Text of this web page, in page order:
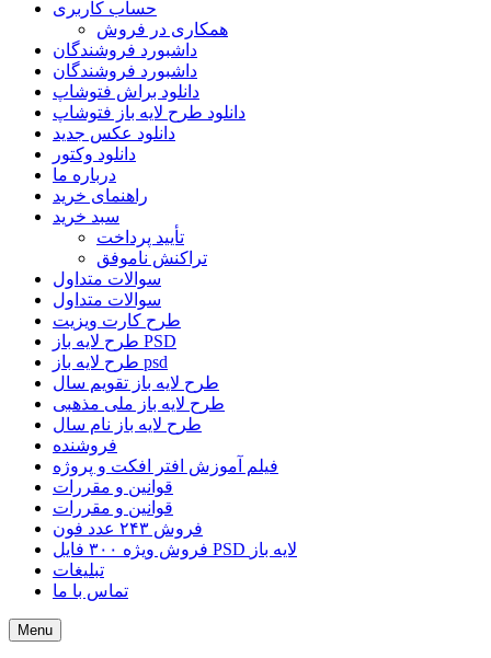
حساب کاربری
همکاری در فروش
داشبورد فروشندگان
داشبورد فروشندگان
دانلود براش فتوشاپ
دانلود طرح لایه باز فتوشاپ
دانلود عکس جدید
دانلود وکتور
درباره ما
راهنمای خرید
سبد خرید
تأیید پرداخت
تراکنش ناموفق
سوالات متداول
سوالات متداول
طرح کارت ویزیت
طرح لایه باز PSD
طرح لایه باز psd
طرح لایه باز تقویم سال
طرح لایه باز ملی مذهبی
طرح لایه باز نام سال
فروشنده
فیلم آموزش افتر افکت و پروژه
قوانین و مقررات
قوانین و مقررات
فروش ۲۴۳ عدد فون
فروش ویژه ۳۰۰ فایل PSD لایه باز
تبلیغات
تماس با ما
Menu